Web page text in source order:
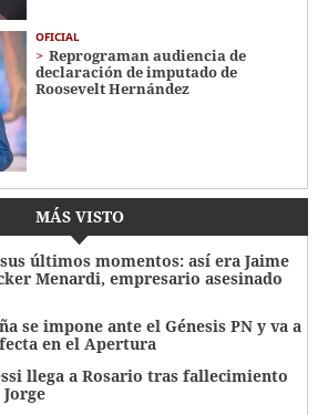
OFICIAL
Reprograman audiencia de
declaración de imputado de
Roosevelt Hernández
MÁS VISTO
últimos momentos: así era Jaime
Menardi​​​, empresario asesinado
se impone ante el Génesis PN y va a
en el Apertura
llega a Rosario tras fallecimiento